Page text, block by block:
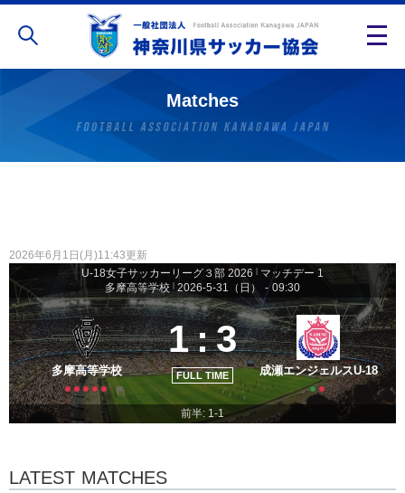
Matches
2026年6月1日(月)11:43更新
U-18女子サッカーリーグ３部 2026
マッチデー 1
多摩高等学校 2026-5-31（日） - 09:30
多摩高等学校
1:3
FULL TIME 成瀬エンジェルスU-18
前半: 1-1
LATEST MATCHES